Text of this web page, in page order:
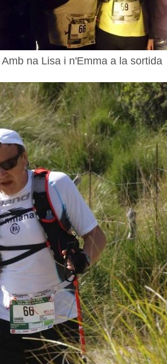
Amb na Lisa i n'Emma a la sortida